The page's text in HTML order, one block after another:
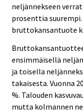
neljännekseen
prosenttia
bruttokansantuote
ensimmäisellä
ja toisella
takaisesta. Vuonna
%. Talouden
mutta kolmannen